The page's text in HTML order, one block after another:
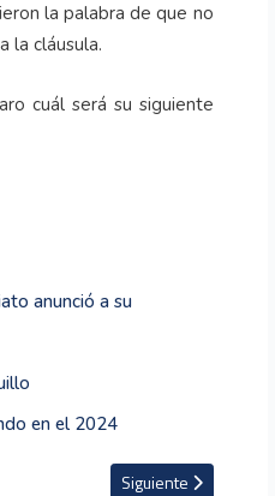
la palabra de que no
la cláusula.
cuál será su siguiente
anunció a su
en el 2024
Artículo siguiente:
Siguiente